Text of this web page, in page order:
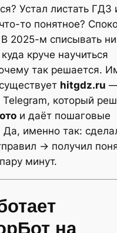
Устал листать ГДЗ
что-то понятное?
2025-м списывать
круче научиться
так решается.
hitgdz.ru
который
и даёт пошаговые
Да, именно так:
→ получил
минут.
на